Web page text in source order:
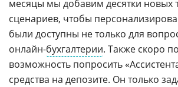
месяцы мы добавим десятки новых
сценариев, чтобы
были доступны не только для
онлайн-бухгалтерии. Также скоро
возможность попросить
средства на депозите. Он только